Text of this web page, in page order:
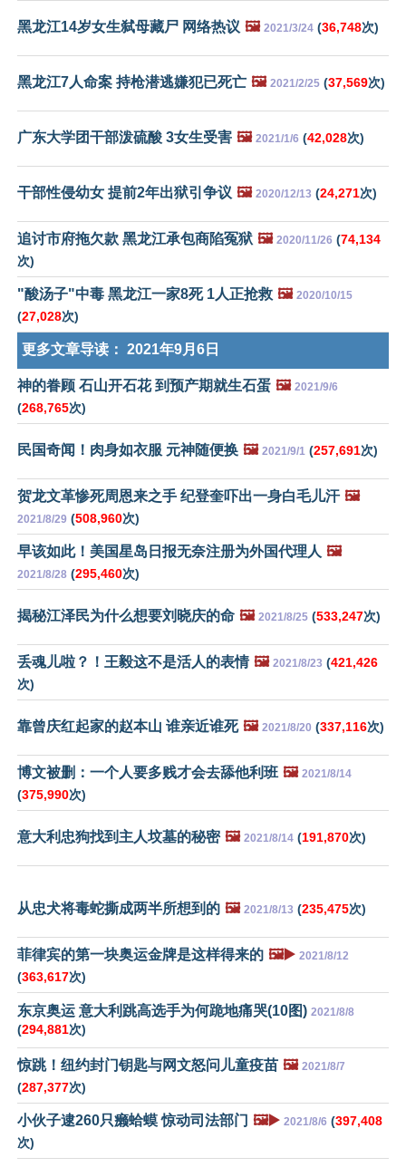
黑龙江14岁女生弑母藏尸 网络热议 🖼️ 2021/3/24 (36,748次)
黑龙江7人命案 持枪潜逃嫌犯已死亡 🖼️ 2021/2/25 (37,569次)
广东大学团干部泼硫酸 3女生受害 🖼️ 2021/1/6 (42,028次)
干部性侵幼女 提前2年出狱引争议 🖼️ 2020/12/13 (24,271次)
追讨市府拖欠款 黑龙江承包商陷冤狱 🖼️ 2020/11/26 (74,134
次)
"酸汤子"中毒 黑龙江一家8死 1人正抢救 🖼️ 2020/10/15
(27,028次)
更多文章导读： 2021年9月6日
神的眷顾 石山开石花 到预产期就生石蛋 🖼️ 2021/9/6
(268,765次)
民国奇闻！肉身如衣服 元神随便换 🖼️ 2021/9/1 (257,691次)
贺龙文革惨死周恩来之手 纪登奎吓出一身白毛儿汗 🖼️
2021/8/29 (508,960次)
早该如此！美国星岛日报无奈注册为外国代理人 🖼️
2021/8/28 (295,460次)
揭秘江泽民为什么想要刘晓庆的命 🖼️ 2021/8/25 (533,247次)
丢魂儿啦？！王毅这不是活人的表情 🖼️ 2021/8/23 (421,426
次)
靠曾庆红起家的赵本山 谁亲近谁死 🖼️ 2021/8/20 (337,116次)
博文被删：一个人要多贱才会去舔他利班 🖼️ 2021/8/14
(375,990次)
意大利忠狗找到主人坟墓的秘密 🖼️ 2021/8/14 (191,870次)
从忠犬将毒蛇撕成两半所想到的 🖼️ 2021/8/13 (235,475次)
菲律宾的第一块奥运金牌是这样得来的 🖼️▶️ 2021/8/12
(363,617次)
东京奥运 意大利跳高选手为何跪地痛哭(10图) 2021/8/8
(294,881次)
惊跳！纽约封门钥匙与网文怒问儿童疫苗 🖼️ 2021/8/7
(287,377次)
小伙子逮260只癞蛤蟆 惊动司法部门 🖼️▶️ 2021/8/6 (397,408
次)